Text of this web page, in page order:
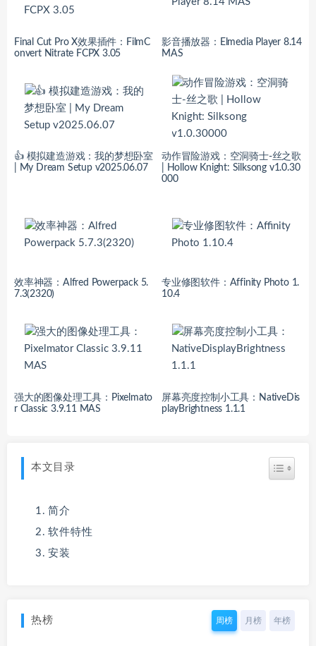
Final Cut Pro X效果插件：FilmC
onvert Nitrate FCPX 3.05
影音播放器：Elmedia Player 8.14
MAS
👍 模拟建造游戏：我的梦想卧室
| My Dream Setup v2025.06.07
动作冒险游戏：空洞骑士-丝之歌
| Hollow Knight: Silksong v1.0.30
000
效率神器：Alfred Powerpack 5.
7.3(2320)
专业修图软件：Affinity Photo 1.
10.4
强大的图像处理工具：Pixelmato
r Classic 3.9.11 MAS
屏幕亮度控制小工具：NativeDis
playBrightness 1.1.1
本文目录
简介
软件特性
安装
热榜 周榜 月榜 年榜